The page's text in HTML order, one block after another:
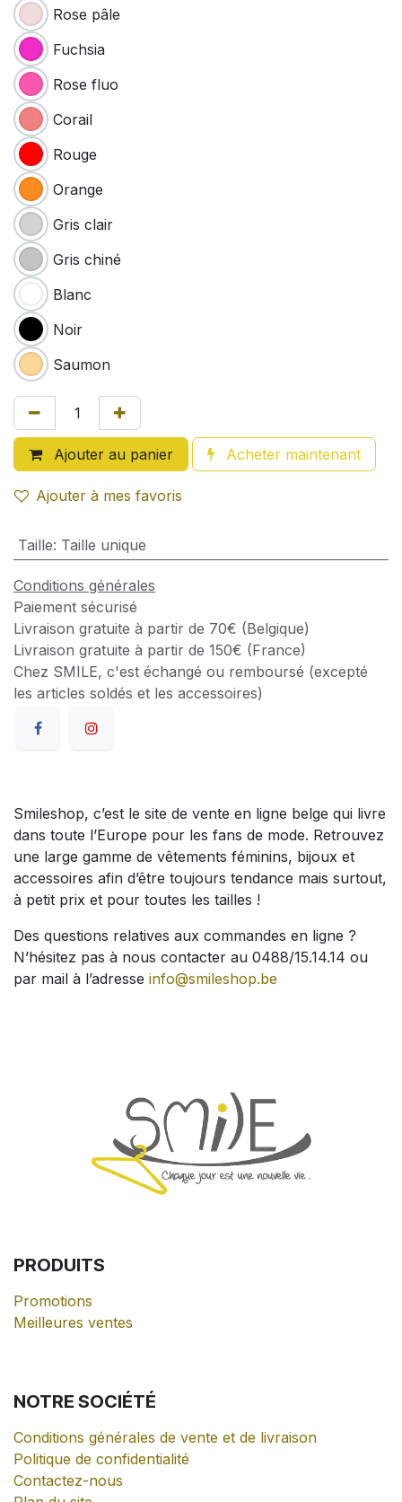
Rose pâle
Fuchsia
Rose fluo
Corail
Rouge
Orange
Gris clair
Gris chiné
Blanc
Noir
Saumon
Ajouter au panier Acheter maintenant
Ajouter à mes favoris
Taille: Taille unique
Conditions générales
Paiement sécurisé
Livraison gratuite à partir de 70€ (Belgique)
Livraison gratuite à partir de 150€ (France)
Chez SMILE, c'est échangé ou remboursé (excepté
les articles soldés et les accessoires)
Smileshop, c’est le site de vente en ligne belge qui livre
dans toute l’Europe pour les fans de mode. Retrouvez
une large gamme de vêtements féminins, bijoux et
accessoires afin d’être toujours tendance mais surtout,
à petit prix et pour toutes les tailles !
Des questions relatives aux commandes en ligne ?
N’hésitez pas à nous contacter au 0488/15.14.14 ou
par mail à l’adresse info@smileshop.be
PRODUITS
Promotions
Meilleures ventes
NOTRE SOCIÉTÉ
Conditions générales de vente et de livraison
Politique de confidentialité
Contactez-nous